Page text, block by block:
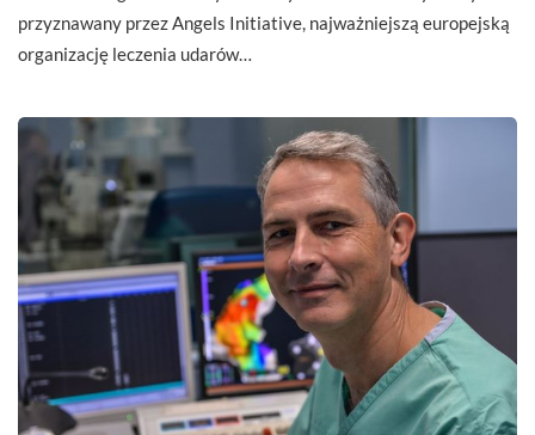
przyznawany przez Angels Initiative, najważniejszą europejską
organizację leczenia udarów…